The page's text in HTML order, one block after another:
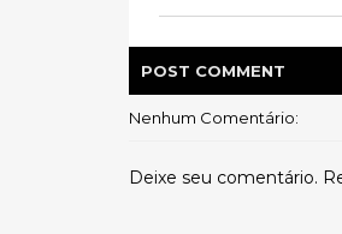
POST COMMENT
Nenhum Comentário:
Deixe seu comentário.